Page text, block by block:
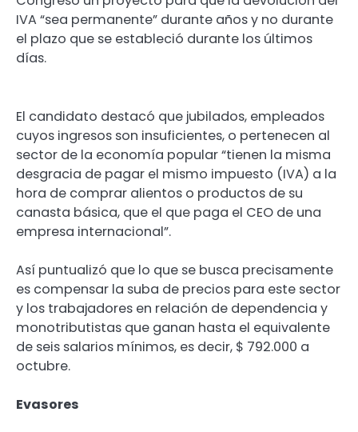
IVA “sea permanente” durante años y no durante
el plazo que se estableció durante los últimos
días.
El candidato destacó que jubilados, empleados
cuyos ingresos son insuficientes, o pertenecen al
sector de la economía popular “tienen la misma
desgracia de pagar el mismo impuesto (IVA) a la
hora de comprar alientos o productos de su
canasta básica, que el que paga el CEO de una
empresa internacional”.
Así puntualizó que lo que se busca precisamente
es compensar la suba de precios para este sector
y los trabajadores en relación de dependencia y
monotributistas que ganan hasta el equivalente
de seis salarios mínimos, es decir, $ 792.000 a
octubre.
Evasores